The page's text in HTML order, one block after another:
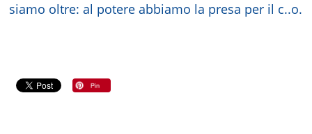
siamo oltre: al potere abbiamo la presa per il c..o.